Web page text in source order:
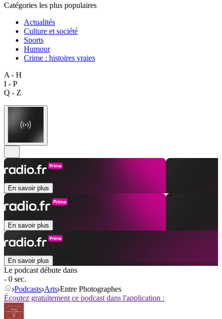
Catégories les plus populaires
Actualités
Culture et société
Sports
Humour
Crime : histoires vraies
A - H
I - P
Q - Z
En savoir plus
En savoir plus
En savoir plus
Le podcast débute dans
- 0 sec.
Podcasts Arts Entre Photographes
Écoutez gratuitement ce podcast dans l'application :